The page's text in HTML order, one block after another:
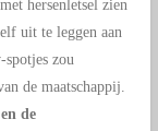
hersenletsel zien
uit te leggen aan
zou
de maatschappij.
de